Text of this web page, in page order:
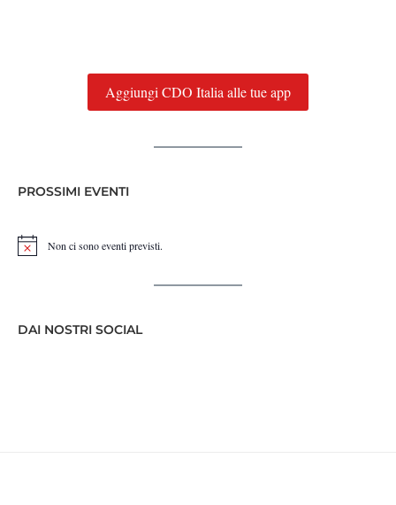
Aggiungi CDO Italia alle tue app
PROSSIMI EVENTI
Notice Non ci sono eventi previsti.
DAI NOSTRI SOCIAL